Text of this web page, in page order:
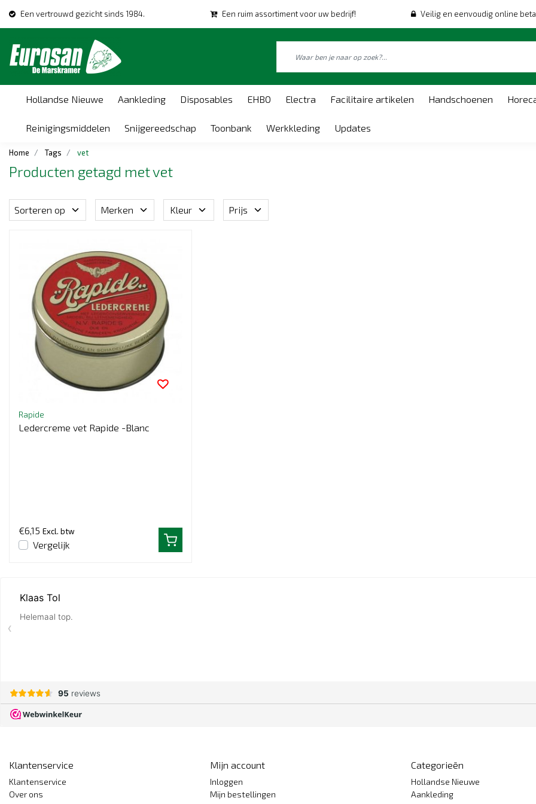
Een vertrouwd gezicht sinds 1984. Een ruim assortiment voor uw bedrijf! Veilig en eenvoudig online
Hollandse Nieuwe Aankleding Disposables EHBO Electra Facilitaire artikelen Handschoenen
Reinigingsmiddelen Snijgereedschap Toonbank Werkkleding Updates
Home Tags vet
Producten getagd met vet
Sorteren op Merken Kleur Prijs
Rapide
Ledercreme vet Rapide -Blanc
€6,15 Excl. btw
Vergelijk
Klantenservice
Klantenservice
Over ons
Mijn account
Inloggen
Mijn bestellingen
Categorieën
Hollandse Nieuwe
Aankleding